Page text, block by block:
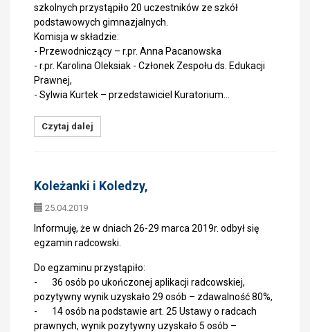
szkolnych przystąpiło 20 uczestników ze szkół
podstawowych gimnazjalnych.
Komisja w składzie:
- Przewodniczący – r.pr. Anna Pacanowska
- r.pr. Karolina Oleksiak - Członek Zespołu ds. Edukacji
Prawnej,
- Sylwia Kurtek – przedstawiciel Kuratorium…
Czytaj dalej
Koleżanki i Koledzy,
25.04.2019
Informuję, że w dniach 26-29 marca 2019r. odbył się
egzamin radcowski.
Do egzaminu przystąpiło:
- 36 osób po ukończonej aplikacji radcowskiej,
pozytywny wynik uzyskało 29 osób – zdawalność 80%,
- 14 osób na podstawie art. 25 Ustawy o radcach
prawnych, wynik pozytywny uzyskało 5 osób –